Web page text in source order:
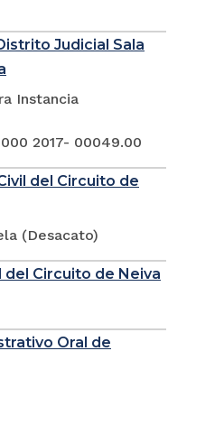
Judicial Sala
Instancia
2017- 00049.00
del Circuito de
(Desacato)
del Circuito de Neiva
Oral de